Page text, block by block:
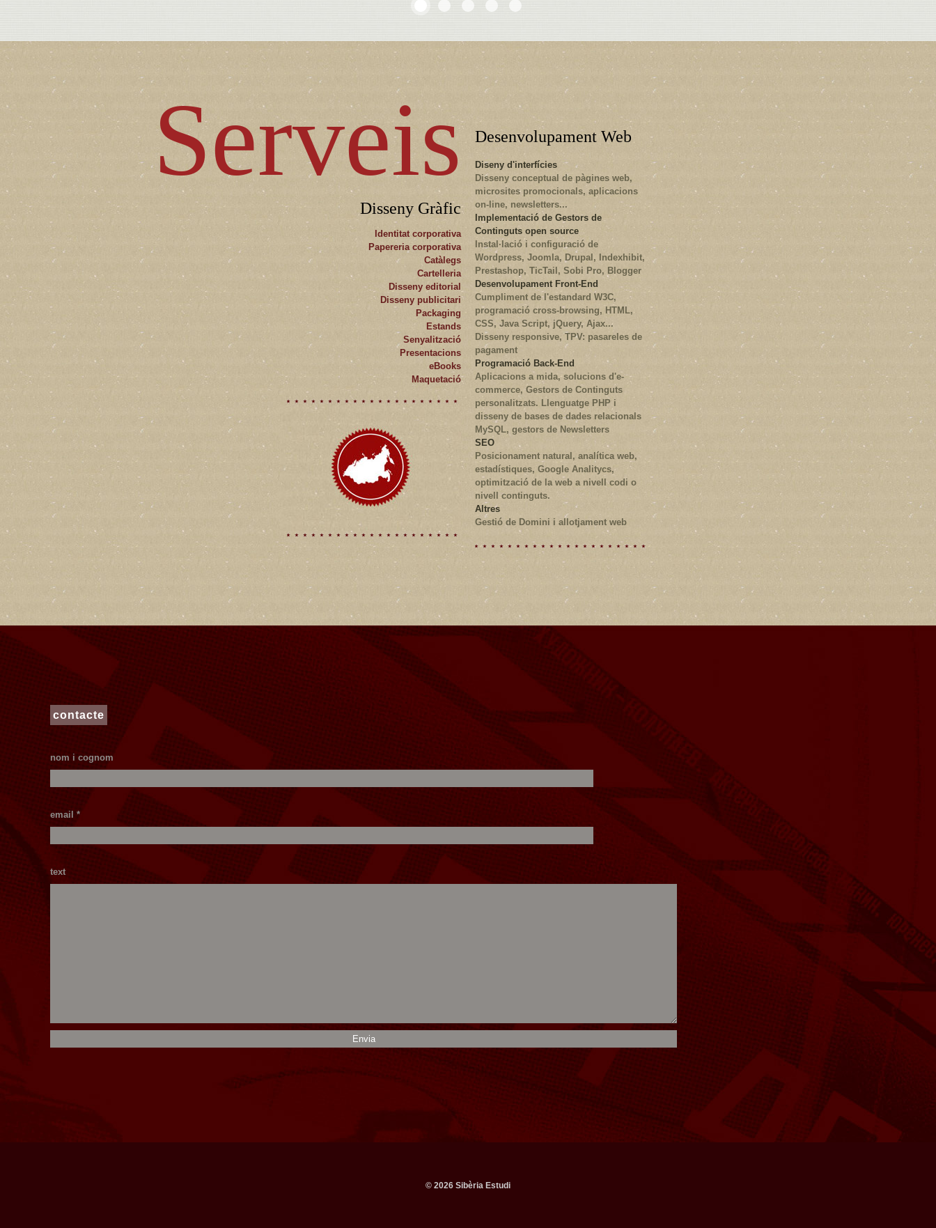
Serveis
Disseny Gràfic
Identitat corporativa
Papereria corporativa
Catàlegs
Cartelleria
Disseny editorial
Disseny publicitari
Packaging
Estands
Senyalització
Presentacions
eBooks
Maquetació
Desenvolupament Web
Diseny d'interfícies
Disseny conceptual de pàgines web,
microsites promocionals, aplicacions
on-line, newsletters...
Implementació de Gestors de
Continguts open source
Instal·lació i configuració de
Wordpress, Joomla, Drupal, Indexhibit,
Prestashop, TicTail, Sobi Pro, Blogger
Desenvolupament Front-End
Cumpliment de l'estandard W3C,
programació cross-browsing, HTML,
CSS, Java Script, jQuery, Ajax...
Disseny responsive, TPV: pasareles de
pagament
Programació Back-End
Aplicacions a mida, solucions d'e-
commerce, Gestors de Continguts
personalitzats. Llenguatge PHP i
disseny de bases de dades relacionals
MySQL, gestors de Newsletters
SEO
Posicionament natural, analítica web,
estadístiques, Google Analitycs,
optimització de la web a nivell codi o
nivell continguts.
Altres
Gestió de Domini i allotjament web
contacte
nom i cognom
email *
text
© 2026 Sibèria Estudi